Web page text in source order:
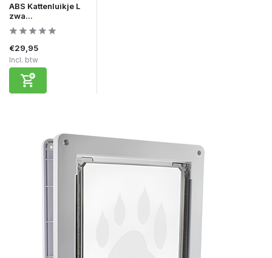
ABS Kattenluikje L
zwa...
€29,95
Incl. btw